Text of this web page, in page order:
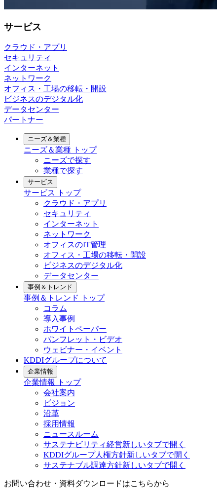
サービス
クラウド・アプリ
セキュリティ
インターネット
ネットワーク
オフィス・工場の移転・開設
ビジネスのデジタル化
データセンター
パートナー
ニーズ＆業種
ニーズ＆業種 トップ
ニーズで探す
業種で探す
サービス
サービス
トップ
クラウド・アプリ
セキュリティ
インターネット
ネットワーク
オフィスのIT管理
オフィス・工場の移転・開設
ビジネスのデジタル化
データセンター
事例＆トレンド
事例＆トレンド
トップ
コラム
導入事例
ホワイトペーパー
パンフレット・ビデオ
ウェビナー・イベント
KDDIグループについて
企業情報
企業情報
トップ
会社案内
ビジョン
沿革
採用情報
ニュースルーム
サステナビリティ経営新しいタブで開く
KDDIグループ人権方針新しいタブで開く
サステナブル調達方針新しいタブで開く
お問い合わせ・資料ダウンロードはこちらから